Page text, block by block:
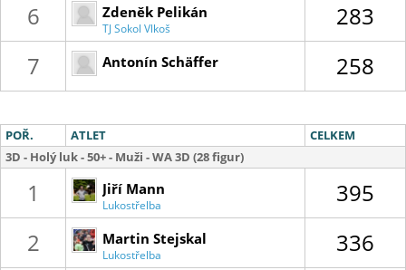
6
Zdeněk Pelikán
TJ Sokol Vlkoš
283
7
Antonín Schäffer 258
POŘ. ATLET
CELKEM
3D - Holý luk - 50+ - Muži - WA 3D (28 figur)
1 Jiří Mann
Lukostřelba
Ostrava
Hory
395
2
Martin Stejskal
Lukostřelba
Olomouc
336